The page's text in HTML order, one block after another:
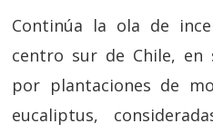
Continúa la ola de
centro sur de Chile, en
por plantaciones de
eucaliptus,